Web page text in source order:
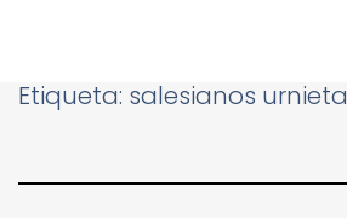
Etiqueta: salesianos urnieta